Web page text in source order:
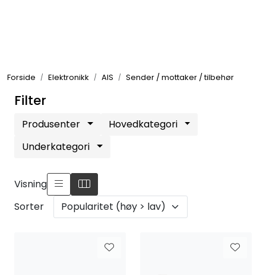
Forside Elektronikk AIS Sender / mottaker / tilbehør
Filter
Produsenter
Hovedkategori
Underkategori
Visning
Sorter
Bygg/Innredning
VVS